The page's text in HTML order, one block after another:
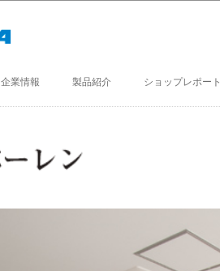
企業情報 製品紹介 ショップレポート